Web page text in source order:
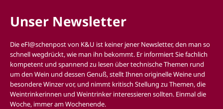
Unser Newsletter
Die eFl@schenpost von K&U ist keiner jener Newsletter, den man so
schnell wegdrückt, wie man ihn bekommt. Er informiert Sie fachlich
kompetent und spannend zu lesen über technische Themen rund
um den Wein und dessen Genuß, stellt Ihnen originelle Weine und
besondere Winzer vor, und nimmt kritisch Stellung zu Themen, die
Weintrinkerinnen und Weintrinker interessieren sollten. Einmal die
Woche, immer am Wochenende.